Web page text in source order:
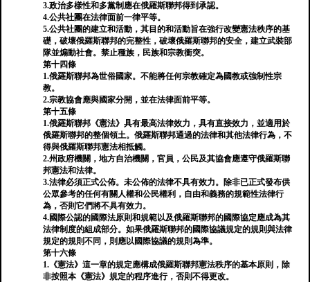
3.政治多樣性和多黨制應在俄羅斯聯邦得到承認。
4.公共社團在法律面前一律平等。
5.公共社團的建立和活動，其目的和活動旨在強行改變憲法秩序的基
礎，破壞俄羅斯聯邦的完整性，破壞俄羅斯聯邦的安全，建立武裝部
隊並煽動社會。禁止種族，民族和宗教衝突。
第十四條
1.俄羅斯聯邦為世俗國家。不能將任何宗教確定為國教或強制性宗
教。
2.宗教協會應與國家分開，並在法律面前平等。
第十五條
1.俄羅斯聯邦《憲法》具有最高法律效力，具有直接效力，並適用於
俄羅斯聯邦的整個領土。俄羅斯聯邦通過的法律和其他法律行為，不
得與俄羅斯聯邦憲法相抵觸。
2.州政府機關，地方自治機關，官員，公民及其協會應遵守俄羅斯聯
邦憲法和法律。
3.法律必須正式公佈。未公佈的法律不具有效力。除非已正式發布供
公眾參考的任何有關人權和公民權利，自由和義務的規範性法律行
為，否則它們將不具有效力。
4.國際公認的國際法原則和規範以及俄羅斯聯邦的國際協定應成為其
法律制度的組成部分。如果俄羅斯聯邦的國際協議規定的規則與法律
規定的規則不同，則應以國際協議的規則為準。
第十六條
1.《憲法》這一章的規定應構成俄羅斯聯邦憲法秩序的基本原則，除
非按照本《憲法》規定的程序進行，否則不得更改。